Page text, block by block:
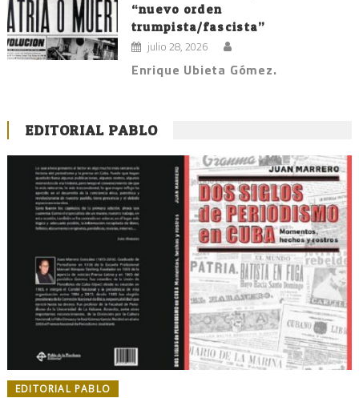
“nuevo orden
trumpista/fascista”
julio 28, 2026
Enrique Ubieta Gómez.
EDITORIAL PABLO
EDITORIAL PABLO